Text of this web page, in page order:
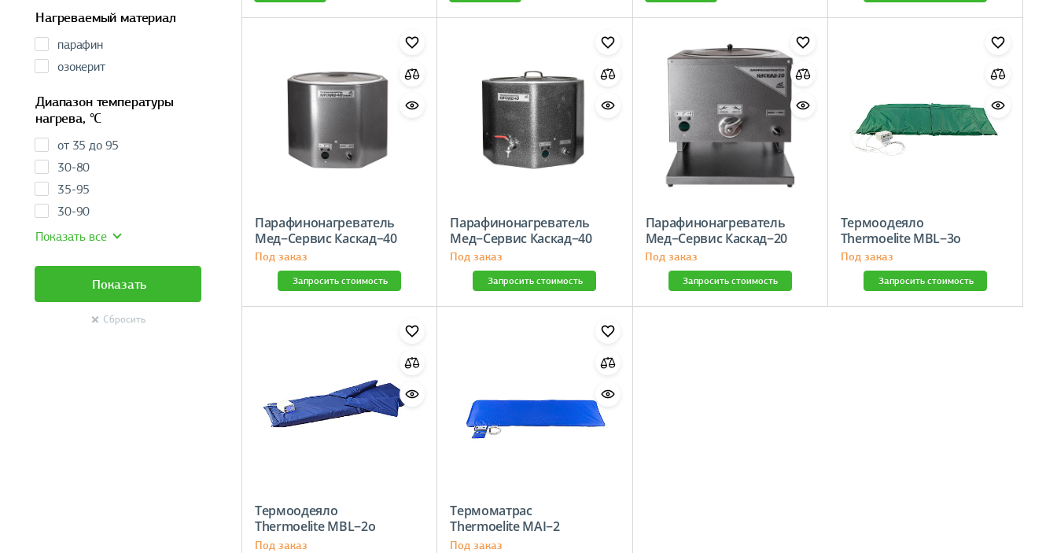
Нагреваемый материал
парафин
озокерит
Диапазон температуры
нагрева, °C
от 35 до 95
30-80
35-95
30-90
Показать все
Показать
Сбросить
Парафинонагреватель
Мед−Сервис Каскад−40
нерж
Под заказ
Запросить стоимость
Парафинонагреватель
Мед−Сервис Каскад−40
алюм.
Под заказ
Запросить стоимость
Парафинонагреватель
Мед−Сервис Каскад−20
Под заказ
Запросить стоимость
Термоодеяло
Thermoelite MBL−3о
190×187 см
Под заказ
Запросить стоимость
Термоодеяло
Thermoelite MBL−2о
190×187 см
Под заказ
Термоматрас
Thermoelite MAI−2
Под заказ